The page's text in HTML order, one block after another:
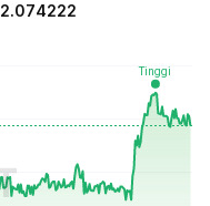
2.074222